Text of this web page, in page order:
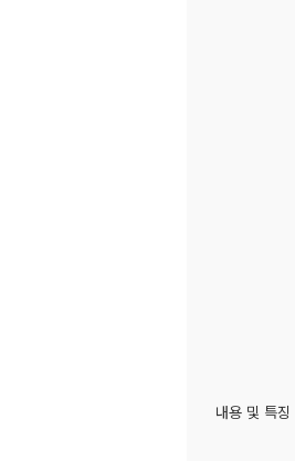
내용 및 특징